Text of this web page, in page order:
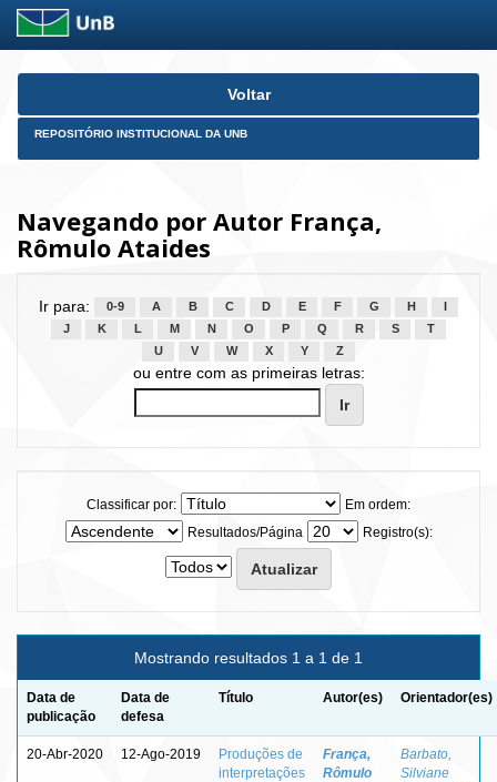
Skip
Voltar
REPOSITÓRIO INSTITUCIONAL DA UNB
Navegando por Autor França,
Rômulo Ataides
Ir para: 0-9 A B C D E F G H
J
K L M N O P Q R S
T
U
V W X Y Z
ou entre com as primeiras letras:
Classificar por:
Em ordem:
Resultados/Página
Registro(s):
Mostrando resultados 1 a 1 de 1
Data de
publicação
Data de
defesa
Título Autor(es) Orientador(es)
20-Abr-2020 12-Ago-2019
Produções de
interpretações
França,
Rômulo
Barbato,
Silviane